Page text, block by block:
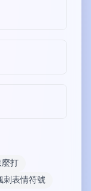
打
刺表情符號